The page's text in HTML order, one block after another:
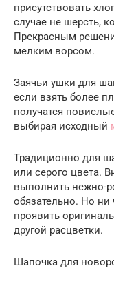
присутствовать
случае не шерсть,
Прекрасным
мелким ворсом.
Заячьи ушки для
если взять более
получатся
выбирая исходный
Традиционно для
или серого цвета.
выполнить нежно-
обязательно. Но ни
проявить
другой расцветки.
Шапочка для